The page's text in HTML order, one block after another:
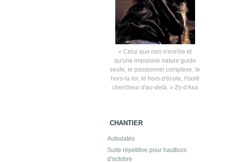
« Celui que rien n'enrôle et
qu'une impulsive nature guide
seule, le passionnel complexe, le
hors-la-loi, le hors-d'école, l'isolé
chercheur d'au-delà. » Zo d'Axa
CHANTIER
Autodatés
Suite répétitive pour hautbois
d'octobre